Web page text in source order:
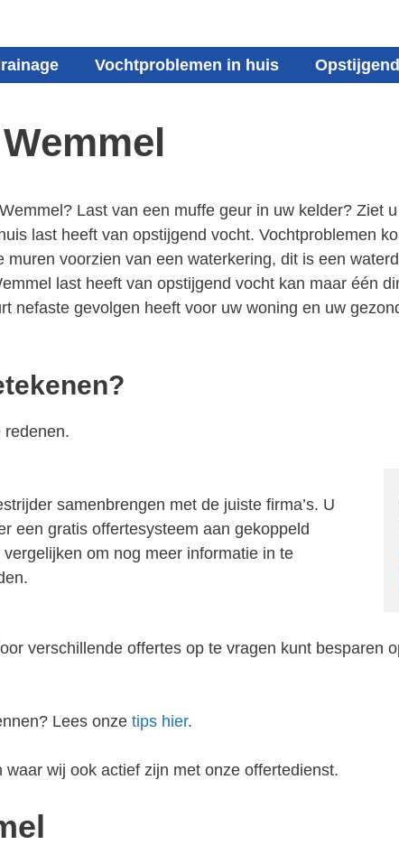
Vochtproblemen in huis
Last van een muffe geur in uw kelder? Ziet
last heeft van opstijgend vocht. Vochtproblemen
voorzien van een waterkering, dit is een
last heeft van opstijgend vocht kan maar één
nefaste gevolgen heeft voor uw woning en uw
redenen.
samenbrengen met de juiste firma’s. U
een gratis offertesysteem aan gekoppeld
om nog meer informatie in te
verschillende offertes op te vragen kunt besparen
Lees onze tips hier.
wij ook actief zijn met onze offertedienst.